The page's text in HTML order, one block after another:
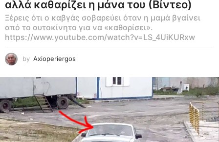
αλλά καθαρίζει η μάνα του (Βίντεο)
Ξέρεις ότι ο καβγάς σοβαρεύει όταν η μαμά βγαίνει
από το αυτοκίνητο για να «καθαρίσει».
https://www.youtube.com/watch?v=LS_4UiKURxw
by Axioperiergos